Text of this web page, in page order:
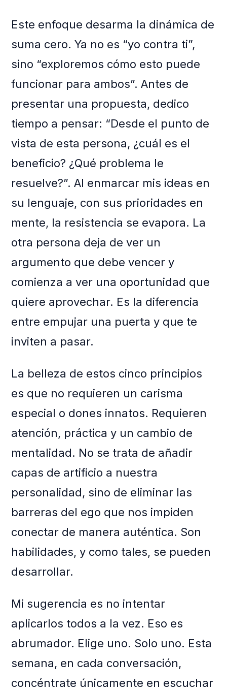
Este enfoque desarma la dinámica de
suma cero. Ya no es “yo contra ti”,
sino “exploremos cómo esto puede
funcionar para ambos”. Antes de
presentar una propuesta, dedico
tiempo a pensar: “Desde el punto de
vista de esta persona, ¿cuál es el
beneficio? ¿Qué problema le
resuelve?”. Al enmarcar mis ideas en
su lenguaje, con sus prioridades en
mente, la resistencia se evapora. La
otra persona deja de ver un
argumento que debe vencer y
comienza a ver una oportunidad que
quiere aprovechar. Es la diferencia
entre empujar una puerta y que te
inviten a pasar.
La belleza de estos cinco principios
es que no requieren un carisma
especial o dones innatos. Requieren
atención, práctica y un cambio de
mentalidad. No se trata de añadir
capas de artificio a nuestra
personalidad, sino de eliminar las
barreras del ego que nos impiden
conectar de manera auténtica. Son
habilidades, y como tales, se pueden
desarrollar.
Mi sugerencia es no intentar
aplicarlos todos a la vez. Eso es
abrumador. Elige uno. Solo uno. Esta
semana, en cada conversación,
concéntrate únicamente en escuchar